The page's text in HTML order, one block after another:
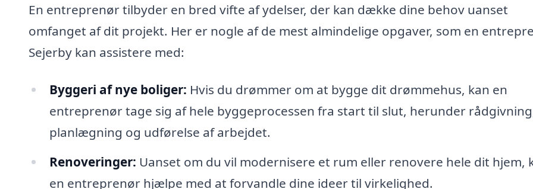
En entreprenør tilbyder en bred vifte af ydelser, der kan dække dine behov uanset
omfanget af dit projekt. Her er nogle af de mest almindelige opgaver, som en
Sejerby kan assistere med:
Byggeri af nye boliger: Hvis du drømmer om at bygge dit drømmehus, kan en
entreprenør tage sig af hele byggeprocessen fra start til slut, herunder
planlægning og udførelse af arbejdet.
Renoveringer: Uanset om du vil modernisere et rum eller renovere hele dit hjem,
en entreprenør hjælpe med at forvandle dine ideer til virkelighed.